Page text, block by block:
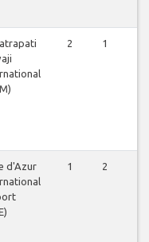
2 1
d'Azur
1 2